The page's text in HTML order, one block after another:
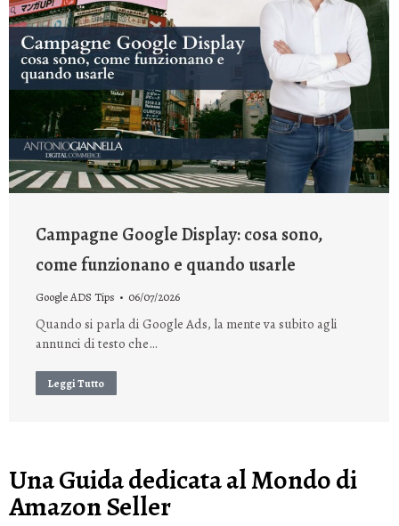
Campagne Google Display: cosa sono,
come funzionano e quando usarle
Google ADS Tips 06/07/2026
Quando si parla di Google Ads, la mente va subito agli
annunci di testo che…
Leggi Tutto
Una Guida dedicata al Mondo di
Amazon Seller